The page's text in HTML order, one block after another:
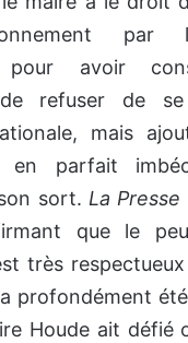
par
pour avoir
de refuser de
mais
en parfait
sort. La Presse
que le
très
a profondément
Houde ait défié